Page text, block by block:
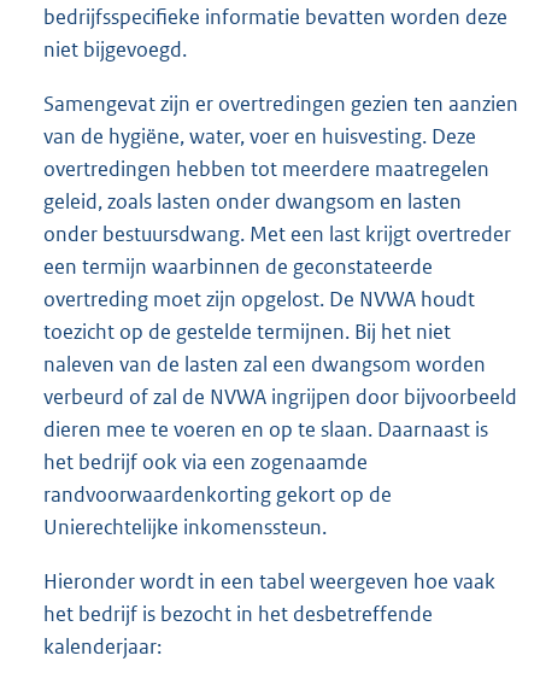
bedrijfsspecifieke informatie bevatten worden deze
niet bijgevoegd.
Samengevat zijn er overtredingen gezien ten aanzien
van de hygiëne, water, voer en huisvesting. Deze
overtredingen hebben tot meerdere maatregelen
geleid, zoals lasten onder dwangsom en lasten
onder bestuursdwang. Met een last krijgt overtreder
een termijn waarbinnen de geconstateerde
overtreding moet zijn opgelost. De NVWA houdt
toezicht op de gestelde termijnen. Bij het niet
naleven van de lasten zal een dwangsom worden
verbeurd of zal de NVWA ingrijpen door bijvoorbeeld
dieren mee te voeren en op te slaan. Daarnaast is
het bedrijf ook via een zogenaamde
randvoorwaardenkorting gekort op de
Unierechtelijke inkomenssteun.
Hieronder wordt in een tabel weergeven hoe vaak
het bedrijf is bezocht in het desbetreffende
kalenderjaar: